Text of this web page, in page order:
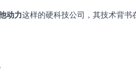
动力这样的硬科技公司，其技术背书